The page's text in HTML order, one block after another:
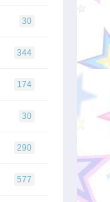
30
344
174
30
290
577